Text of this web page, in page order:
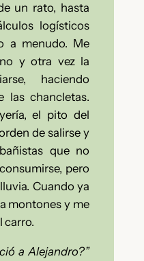
un rato, hasta
logísticos
a menudo. Me
y otra vez la
haciendo
las chancletas.
el pito del
de salirse y
que no
pero
Cuando ya
montones y me
carro.
a Alejandro?”